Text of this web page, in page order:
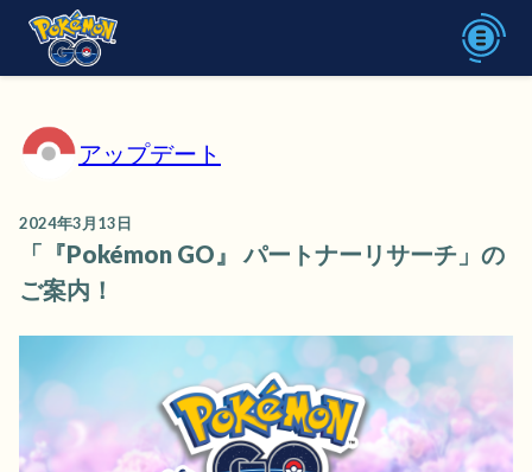
アップデート
2024年3月13日
「『Pokémon GO』 パートナーリサーチ」の
ご案内！